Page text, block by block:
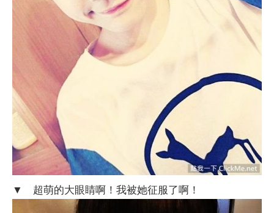
▼ 超萌的大眼睛啊！我被她征服了啊！